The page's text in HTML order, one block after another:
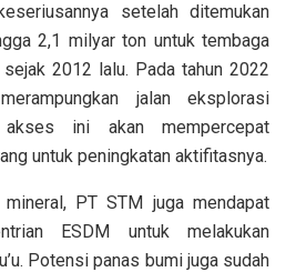
setelah ditemukan
2,1 milyar ton untuk tembaga
2012 lalu. Pada tahun 2022
jalan eksplorasi
akses ini akan mempercepat
untuk peningkatan aktifitasnya.
PT STM juga mendapat
ESDM untuk melakukan
Potensi panas bumi juga sudah